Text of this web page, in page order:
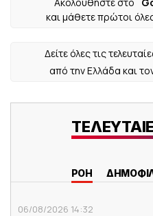
και μάθετε πρώτοι
Δείτε όλες τις
από την Ελλάδα και
ΡΟΗ
06/08/2026 14:32